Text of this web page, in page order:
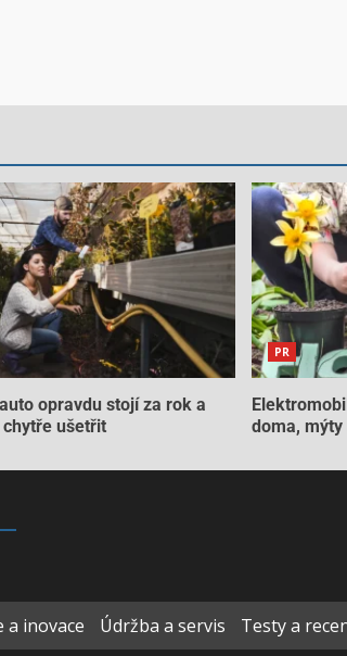
opravdu stojí za rok a
chytře ušetřit
PR
doma, mýty
a inovace Údržba a servis Testy a